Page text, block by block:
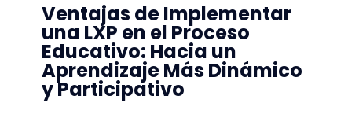
Ventajas de Implementar
una LXP en el Proceso
Educativo: Hacia un
Aprendizaje Más Dinámico
y Participativo